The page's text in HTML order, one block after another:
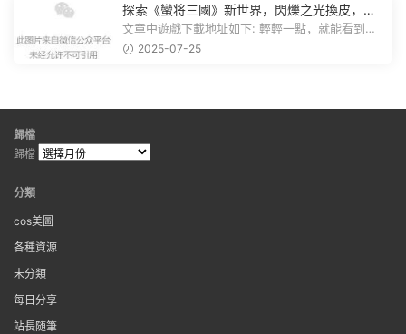
探索《蠻将三國》新世界，閃爍之光換皮，共
赴手遊盛宴！
文章中遊戲下載地址如下: 輕輕一點，就能看到原
文。 滑動一下屏幕，就能看到...
2025-07-25
歸檔
歸檔
分類
cos美圖
各種資源
未分類
每日分享
站長随筆